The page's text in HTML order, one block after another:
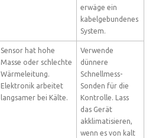
erwäge ein
kabelgebundenes
System.
Sensor hat hohe
Masse oder schlechte
Wärmeleitung.
Elektronik arbeitet
langsamer bei Kälte.
Verwende
dünnere
Schnellmess-
Sonden für die
Kontrolle. Lass
das Gerät
akklimatisieren,
wenn es von kalt